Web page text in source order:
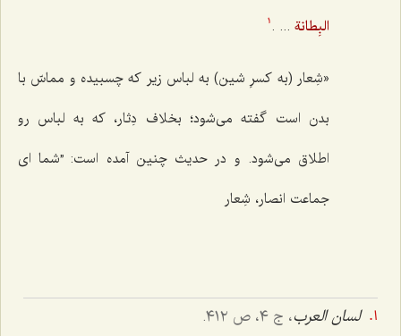
البِطانة ... .
1
«شِعار (به کسرِ شین) به لباس زیر که چسبیده و مماسّ با
بدن است گفته می‌شود؛ بخلاف دِثار، که به لباس رو
اطلاق می‌شود. و در حدیث چنین آمده است: ”شما ای
جماعت انصار، شِعار
لسان العرب، ج ٤، ص ٤١٢.